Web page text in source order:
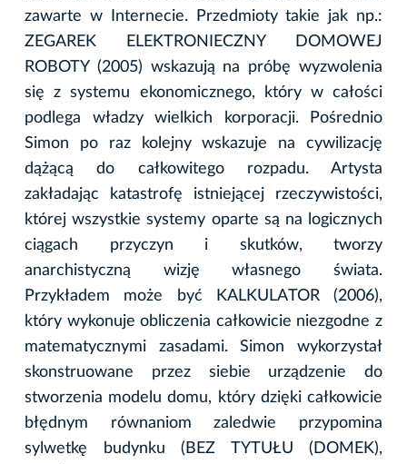
zawarte w Internecie. Przedmioty takie jak np.:
ZEGAREK ELEKTRONIECZNY DOMOWEJ
ROBOTY (2005) wskazują na próbę wyzwolenia
się z systemu ekonomicznego, który w całości
podlega władzy wielkich korporacji. Pośrednio
Simon po raz kolejny wskazuje na cywilizację
dążącą do całkowitego rozpadu. Artysta
zakładając katastrofę istniejącej rzeczywistości,
której wszystkie systemy oparte są na logicznych
ciągach przyczyn i skutków, tworzy
anarchistyczną wizję własnego świata.
Przykładem może być KALKULATOR (2006),
który wykonuje obliczenia całkowicie niezgodne z
matematycznymi zasadami. Simon wykorzystał
skonstruowane przez siebie urządzenie do
stworzenia modelu domu, który dzięki całkowicie
błędnym równaniom zaledwie przypomina
sylwetkę budynku (BEZ TYTUŁU (DOMEK),